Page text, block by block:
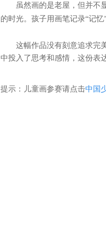
虽然画的是老屋，但并不显
的时光。孩子用画笔记录“记
这幅作品没有刻意追求完美
中投入了思考和感情，这份表
提示：儿童画参赛请点击中国